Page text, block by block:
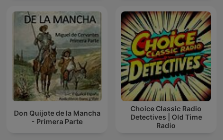
Don Quijote de la Mancha
- Primera Parte
Choice Classic Radio
Detectives | Old Time
Radio